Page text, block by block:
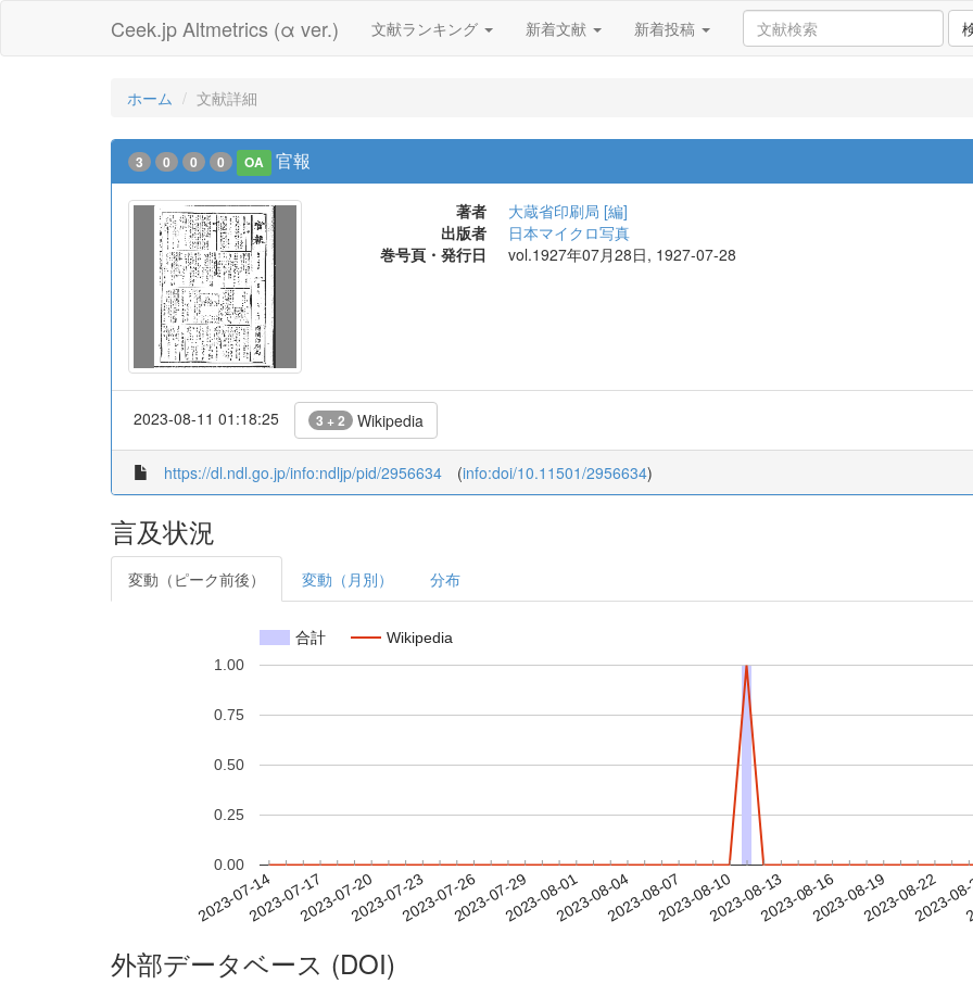
Ceek.jp Altmetrics (α ver.) 文献ランキング 新着文献 新着投稿
ホーム 文献詳細
3 0 0 0 OA 官報
著者
大蔵省印刷局 [編]
出版者
日本マイクロ写真
巻号頁・発行日
vol.1927年07月28日, 1927-07-28
2023-08-11 01:18:25 3 + 2 Wikipedia
https://dl.ndl.go.jp/info:ndljp/pid/2956634 (info:doi/10.11501/2956634)
言及状況
変動（ピーク前後） 変動（月別） 分布
合計 Wikipedia
2023-07-142023-07-172023-07-202023-07-232023-07-262023-07-292023-08-012023-08-042023-08-072023-08-102023-08-132023-08-162023-08-192023-08-22
2023-
0.00
0.25
0.50
0.75
1.00
外部データベース (DOI)